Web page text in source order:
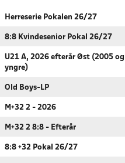
Herreserie Pokalen 26/27
8:8 Kvindesenior Pokal 26/27
U21 A, 2026 efterår Øst (2005 og
yngre)
Old Boys-LP
M+32 2 - 2026
M+32 2 8:8 - Efterår
8:8 +32 Pokal 26/27